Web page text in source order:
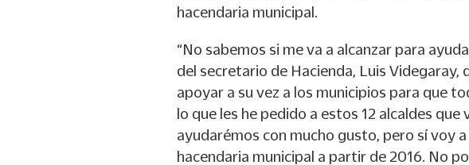
hacendaria municipal.
“No sabemos si me va a alcanzar para
del secretario de Hacienda, Luis Videgaray,
apoyar a su vez a los municipios para que
lo que les he pedido a estos 12 alcaldes
ayudarémos con mucho gusto, pero sí voy
hacendaria municipal a partir de 2016. No